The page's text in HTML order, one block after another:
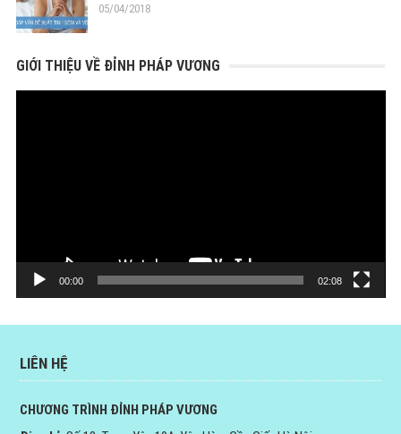
05/04/2018
GIỚI THIỆU VỀ ĐỈNH PHÁP VƯƠNG
00:00 02:08
LIÊN HỆ
CHƯƠNG TRÌNH ĐỈNH PHÁP VƯƠNG